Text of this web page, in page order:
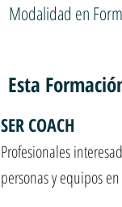
Modalidad en
Esta
SER COACH
Profesionales
personas y equipos